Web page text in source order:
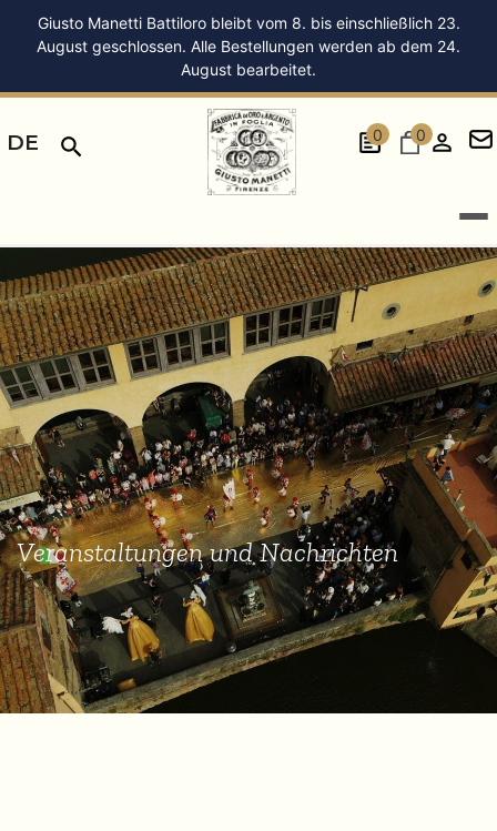
Giusto Manetti Battiloro bleibt vom 8. bis einschließlich 23.
August geschlossen. Alle Bestellungen werden ab dem 24.
August bearbeitet.
DE 0 0
Veranstaltungen und Nachrichten